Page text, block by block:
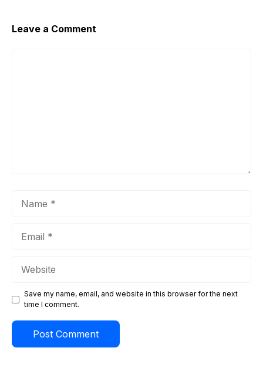
Leave a Comment
Save my name, email, and website in this browser for the next
time I comment.